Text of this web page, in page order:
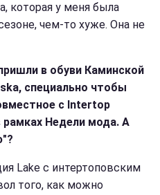
которая у меня была
чем-то хуже. Она не
в обуви Каминской
специально чтобы
с Intertop
рамках Недели мода. А
Lake с интертоповским
того, как можно